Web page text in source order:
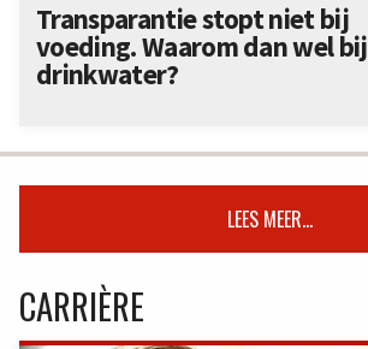
Transparantie stopt niet bij
voeding. Waarom dan wel bij
drinkwater?
LEES MEER...
CARRIÈRE